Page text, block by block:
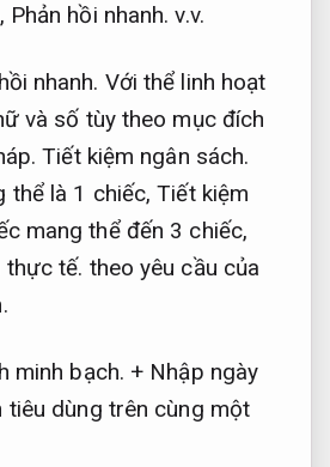
Phản hồi nhanh. v.v.
nhanh. Với thể linh hoạt
và số tùy theo mục đích
Tiết kiệm ngân sách.
thể là 1 chiếc,Tiết kiệm
mang thể đến 3 chiếc,
thực tế. theo yêu cầu của
minh bạch. + Nhập ngày
tiêu dùng trên cùng một